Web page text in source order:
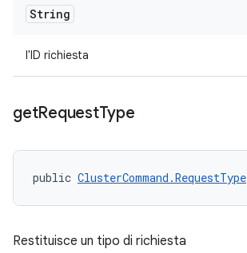
String
l'ID richiesta
getRequestType
public ClusterCommand.RequestType
Restituisce un tipo di richiesta